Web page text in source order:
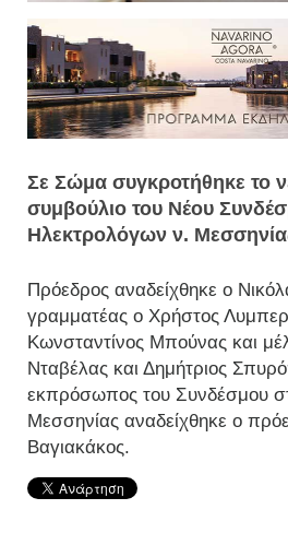
Σε Σώμα συγκροτήθηκε το
συμβούλιο του Νέου
Ηλεκτρολόγων ν.
Πρόεδρος αναδείχθηκε ο
γραμματέας ο Χρήστος
Κωνσταντίνος Μπούνας και
Νταβέλας και Δημήτριος
εκπρόσωπος του Συνδέσμου
Μεσσηνίας αναδείχθηκε ο
Βαγιακάκος.